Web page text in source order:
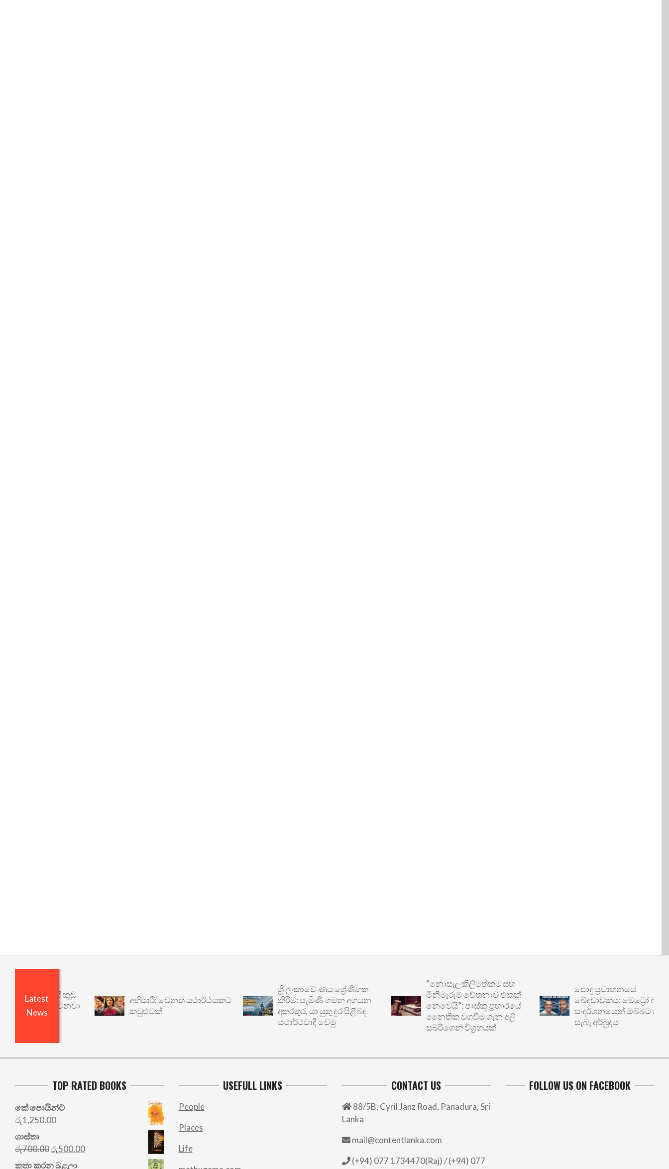
Latest
News
ඇතුළෙයි කුඩු
වෙනවා
අභිසාරී: වෙනත් යථාර්ථයකට
කවුළුවක්
ශ්‍රී ලංකාවේ ණය ශ්‍රේණිගත
කිරීම: පැමිණි ගමන අගයන
අතරතුර, යා යුතු දුර පිළිබඳ
යථාර්ථවාදී වෙමු
“නොසැලකිලිමත්කම සහ
මිනීමැරුම් චේතනාව එකක්
නෙවෙයි”: පාස්කු ප්‍රහාරයේ
නෛතික වගවීම ගැන අලි
සබ්රිගෙන් විග්‍රහයක්
පොදු ප්‍රවාහනයේ
ඛේදවාචකය: මෙට්‍රෝ බස්
සංදර්ශනයෙන් ඔබ්බට ගිය
සැබෑ අර්බුදය
TOP RATED BOOKS
කේ පොයින්ට්
රු1,250.00
ශාස්තෘ
රු700.00Original
price
රු500.00Current
කතා කරන බළලා
USEFULL LINKS
People
Places
Life
CONTACT US
88/5B, Cyril Janz Road, Panadura, Sri
Lanka
mail@contentlanka.com
(+94) 077 1734470(Raj) / (+94) 077
FOLLOW US ON FACEBOOK